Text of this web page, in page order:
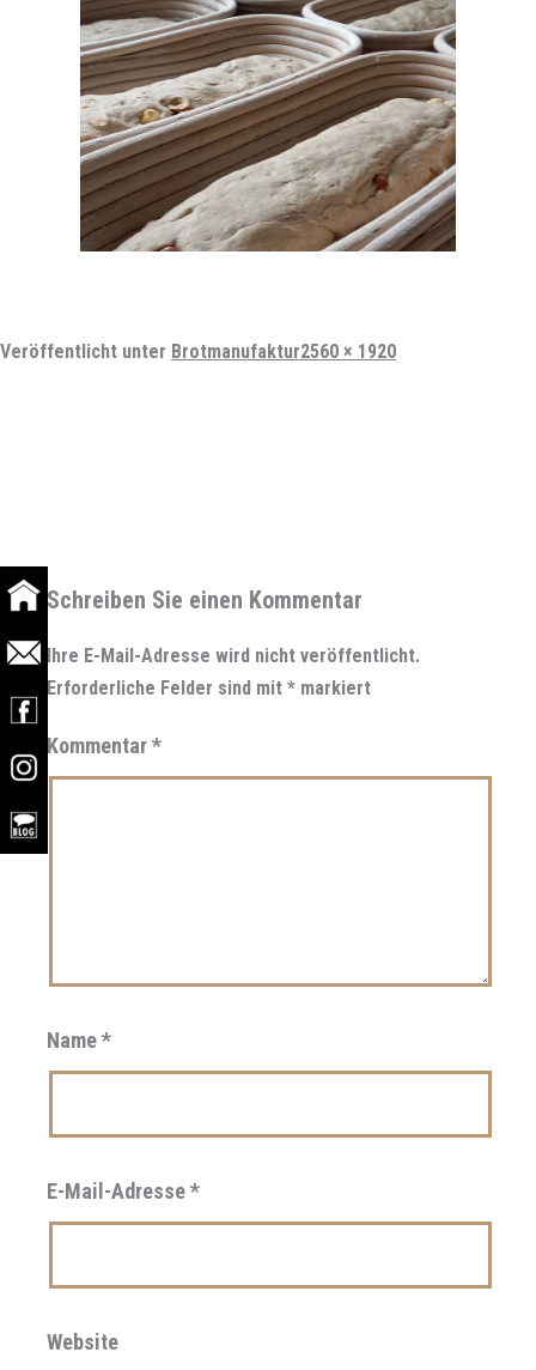
Veröffentlicht unter BrotmanufakturVollständige
2560 × 1920
Schreiben Sie einen Kommentar
Ihre E-Mail-Adresse wird nicht veröffentlicht.
Erforderliche Felder sind mit * markiert
Kommentar*
Name*
E-Mail-Adresse*
Website